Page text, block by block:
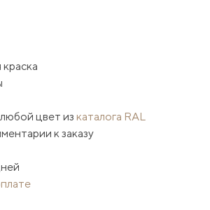
цвет из каталога RAL
к заказу